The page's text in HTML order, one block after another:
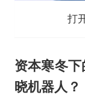
打
资本寒冬
晓机器人？